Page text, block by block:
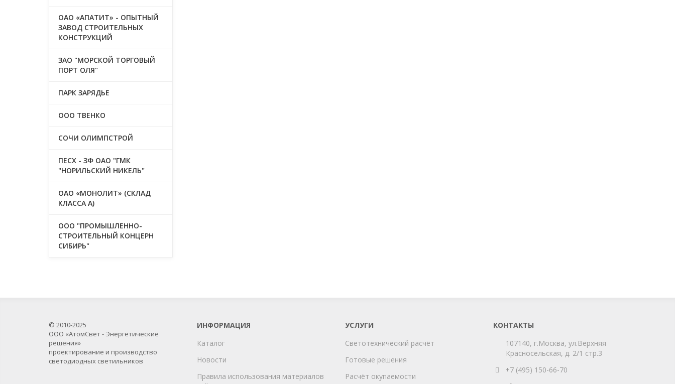
ОАО «АПАТИТ» - ОПЫТНЫЙ
ЗАВОД СТРОИТЕЛЬНЫХ
КОНСТРУКЦИЙ
ЗАО "МОРСКОЙ ТОРГОВЫЙ
ПОРТ ОЛЯ"
ПАРК ЗАРЯДЬЕ
ООО ТВЕНКО
СОЧИ ОЛИМПСТРОЙ
ПЕСХ - ЗФ ОАО "ГМК
"НОРИЛЬСКИЙ НИКЕЛЬ"
ОАО «МОНОЛИТ» (СКЛАД
КЛАССА А)
ООО "ПРОМЫШЛЕННО-
СТРОИТЕЛЬНЫЙ КОНЦЕРН
СИБИРЬ"
ИНФОРМАЦИЯ
Каталог
Новости
Правила использования материалов
УСЛУГИ
Светотехнический расчёт
Готовые решения
Расчёт окупаемости
КОНТАКТЫ
107140, г.Москва, ул.Верхняя
Красносельская, д. 2/1 стр.3
+7 (495) 150-66-70
© 2010-2025
ООО «АтомСвет - Энергетические
решения»
проектирование и производство
светодиодных светильников